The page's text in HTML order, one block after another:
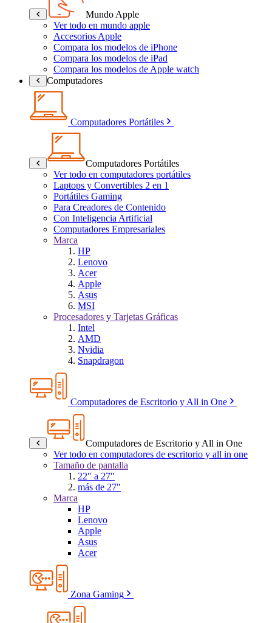
Mundo Apple
Ver todo en mundo apple
Accesorios Apple
Compara los modelos de iPhone
Compara los modelos de iPad
Compara los modelos de Apple watch
Computadores
Computadores Portátiles
Computadores Portátiles
Ver todo en computadores portátiles
Laptops y Convertibles 2 en 1
Portátiles Gaming
Para Creadores de Contenido
Con Inteligencia Artificial
Computadores Empresariales
Marca
HP
Lenovo
Acer
Apple
Asus
MSI
Procesadores y Tarjetas Gráficas
Intel
AMD
Nvidia
Snapdragon
Computadores de Escritorio y All in One
Computadores de Escritorio y All in One
Ver todo en computadores de escritorio y all in one
Tamaño de pantalla
22" a 27"
más de 27"
Marca
HP
Lenovo
Apple
Asus
Acer
Zona Gaming